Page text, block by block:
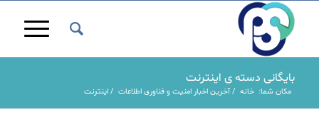
بایگانی دسته ی اینترنت
مکان شما: خانه / آخرین اخبار امنیت و فناوری اطلاعات / اینترنت